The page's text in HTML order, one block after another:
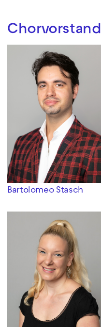
Chorvorstand
Bartolomeo Stasch